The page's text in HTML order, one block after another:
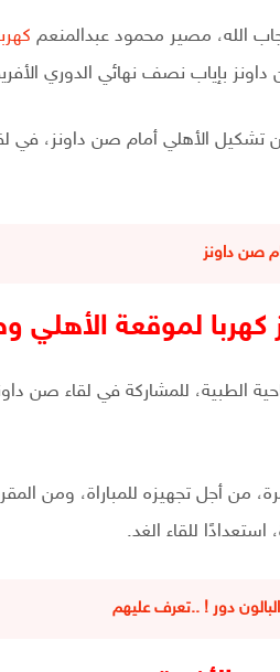
الله، مصير محمود عبدالمنعم
بإياب نصف نهائي الدوري
الأهلي أمام صن داونز، في
لموقعة الأهلي
الطبية، للمشاركة في لقاء صن
من أجل تجهيزه للمباراة، ومن
للقاء الغد.